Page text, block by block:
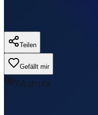
Teilen
Gefällt mir
0Aufrufe